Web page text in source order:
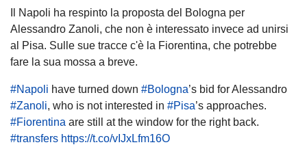
Il Napoli ha respinto la proposta del Bologna per
Alessandro Zanoli, che non è interessato invece ad unirsi
al Pisa. Sulle sue tracce c'è la Fiorentina, che potrebbe
fare la sua mossa a breve.
#Napoli have turned down #Bologna’s bid for Alessandro
#Zanoli, who is not interested in #Pisa’s approaches.
#Fiorentina are still at the window for the right back.
#transfers https://t.co/vIJxLfm16O